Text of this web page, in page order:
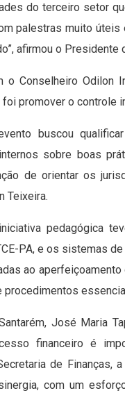
do terceiro setor
palestras muito úteis
afirmou o Presidente
o Conselheiro Odilon
promover o controle
buscou
sobre boas
de orientar os
Teixeira.
pedagógica
PA, e os sistemas
ao
procedimentos
José Maria
financeiro é
de Finanças,
com um